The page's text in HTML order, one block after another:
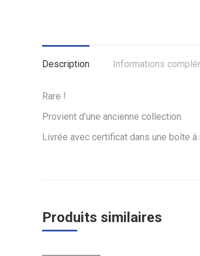
Description Informations
Rare !
Provient d’une ancienne collection.
Livrée avec certificat dans une boîte à
Produits similaires